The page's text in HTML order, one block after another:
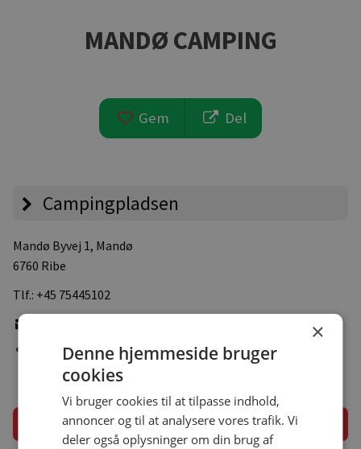
MANDØ CAMPING
Gem Del
Campingpladsen
Mandø Byvej 1 , Mandø
6760 Ribe
Tlf.: +45 75445102
Gå til pladsens hjemmeside
Åbningsperiode
×
Denne hjemmeside bruger
cookies
Vi bruger cookies til at tilpasse indhold,
annoncer og til at analysere vores trafik. Vi
deler også oplysninger om din brug af